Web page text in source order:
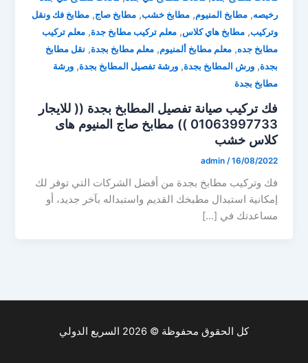
رخيصه,مطابخ المنيوم,مطابخ خشب,مطابخ صاج,مطابخ فك ونقل
وتركيب,مطابخ هاي كلاس,معلم تركيب مطابخ جدة,معلم تركيب
مطابخ جده,معلم مطابخ ألمنيوم,معلم مطابخ بجدة, نقل مطابخ
بجدة,ورش المطابخ بجدة,ورشة تفصيل المطابخ بجدة,ورشة
مطابخ بجدة
فك تركيب صيانة تفصيل المطابخ بجدة (( للايجار
01063997733 )) مطابخ صاج المنيوم هاى
كلاس خشب
admin /16/08/2022
فك وتركيب مطابخ بجدة من أفضل الشركات التي توفر لك
إمكانية استبدال مطبخك القديم واستبداله بآخر جديد، أو
مساعدتك في […]
كل الحقوق محفوظة © 2026 السريع الدولي